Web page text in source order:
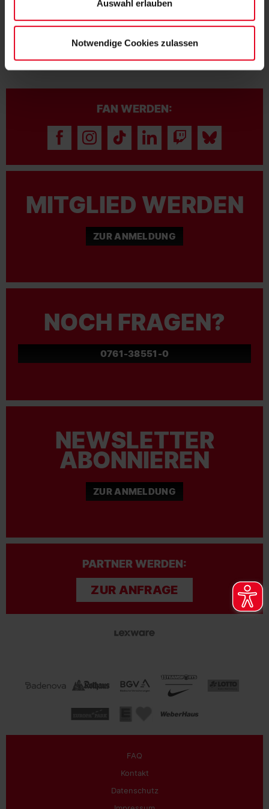
Auswahl erlauben
Notwendige Cookies zulassen
FAN WERDEN:
MITGLIED WERDEN
ZUR ANMELDUNG
NOCH FRAGEN?
0761-38551-0
NEWSLETTER
ABONNIEREN
ZUR ANMELDUNG
PARTNER WERDEN:
ZUR ANFRAGE
FAQ
Kontakt
Datenschutz